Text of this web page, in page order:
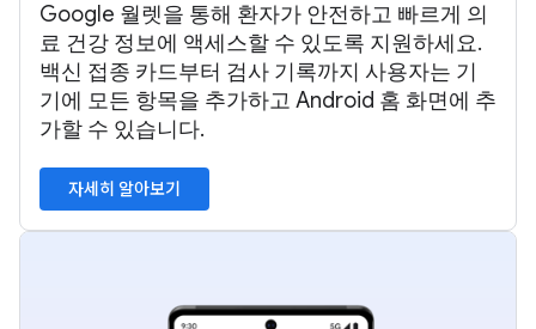
Google 월렛을 통해 환자가 안전하고 빠르게 의
료 건강 정보에 액세스할 수 있도록 지원하세요.
백신 접종 카드부터 검사 기록까지 사용자는 기
기에 모든 항목을 추가하고 Android 홈 화면에 추
가할 수 있습니다.
자세히 알아보기